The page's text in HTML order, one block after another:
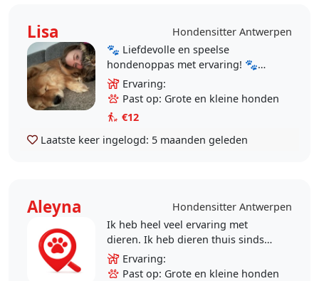
Lisa
Hondensitter Antwerpen
🐾 Liefdevolle en speelse
hondenoppas met ervaring! 🐾
Hallo! Ik ben een echte
hondenliefhebber en zorg met heel
mijn hart voor jouw viervoeter..
Ervaring:
Past op: Grote en kleine honden
€12
Laatste keer ingelogd: 5 maanden geleden
Aleyna
Hondensitter Antwerpen
Ik heb heel veel ervaring met
dieren. Ik heb dieren thuis sinds
dat ik geboren ben. Ik hou enorm
veel van dieren.
Ervaring:
Past op: Grote en kleine honden